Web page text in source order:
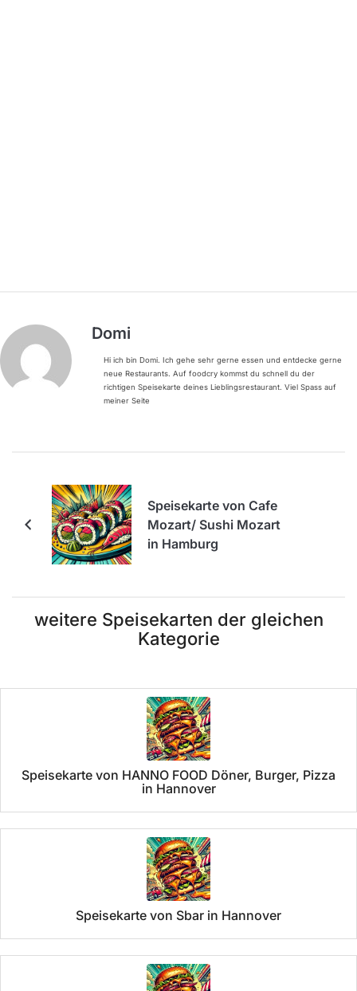
Domi
Hi ich bin Domi. Ich gehe sehr gerne essen und entdecke gerne
neue Restaurants. Auf foodcry kommst du schnell du der
richtigen Speisekarte deines Lieblingsrestaurant. Viel Spass auf
meiner Seite
Speisekarte von Cafe
Mozart/ Sushi Mozart
in Hamburg
weitere Speisekarten der gleichen
Kategorie
Speisekarte von HANNO FOOD Döner, Burger, Pizza
in Hannover
Speisekarte von Sbar in Hannover